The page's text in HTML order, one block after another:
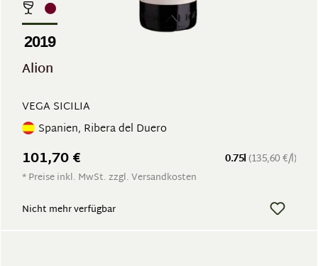
2019
Alion
VEGA SICILIA
Spanien, Ribera del Duero
0.75l (135,60 €/l)
101,70 €
* Preise inkl. MwSt. zzgl. Versandkosten
Nicht mehr verfügbar